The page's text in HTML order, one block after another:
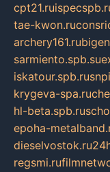
cpt21.ru
tae-kwon.ru
archery161.ru
sarmiento.spb.su
iskatour.spb.ru
krygeva-spa.ru
hl-beta.spb.ru
epoha-
dieselvostok.ru
regsmi.ru